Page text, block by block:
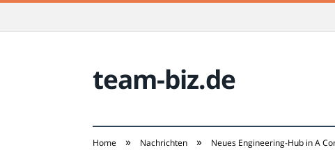
team-biz.de
Home » Nachrichten » Neues Engineering-Hub in A